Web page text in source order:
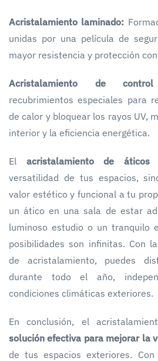
Acristalamiento laminado:
unidas por una película de
mayor resistencia y protección
Acristalamiento de
recubrimientos especiales para
de calor y bloquear los rayos UV,
interior y la eficiencia energética.
El acristalamiento de áticos
versatilidad de tus espacios,
valor estético y funcional a tu
un ático en una sala de estar
luminoso estudio o un tranquilo
posibilidades son infinitas. Con
de acristalamiento, puedes
durante todo el año,
condiciones climáticas exteriores.
En conclusión, el
solución efectiva para mejorar la
de tus espacios exteriores.